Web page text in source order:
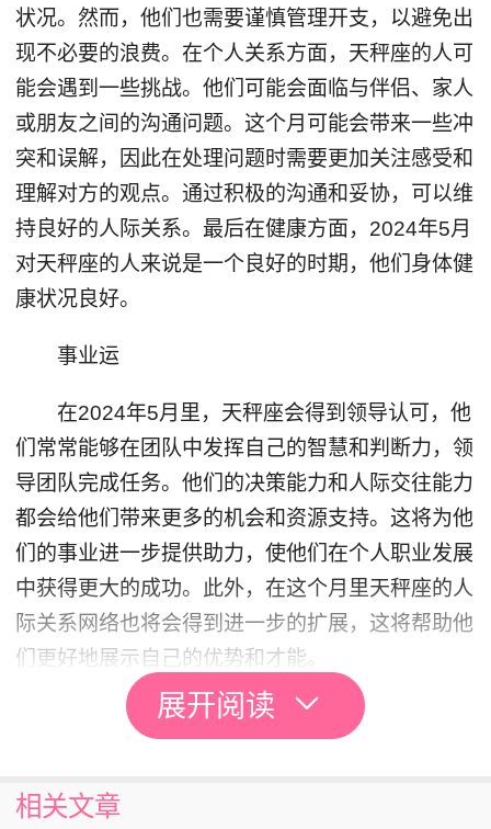
状况。然而，他们也需要谨慎管理开支，以避免出
现不必要的浪费。在个人关系方面，天秤座的人可
能会遇到一些挑战。他们可能会面临与伴侣、家人
或朋友之间的沟通问题。这个月可能会带来一些冲
突和误解，因此在处理问题时需要更加关注感受和
理解对方的观点。通过积极的沟通和妥协，可以维
持良好的人际关系。最后在健康方面，2024年5月
对天秤座的人来说是一个良好的时期，他们身体健
康状况良好。
事业运
在2024年5月里，天秤座会得到领导认可，他
们常常能够在团队中发挥自己的智慧和判断力，领
导团队完成任务。他们的决策能力和人际交往能力
都会给他们带来更多的机会和资源支持。这将为他
们的事业进一步提供助力，使他们在个人职业发展
中获得更大的成功。此外，在这个月里天秤座的人
际关系网络也将会得到进一步的扩展，这将帮助他
们更好地展示自己的优势和才能。
些新的人，并与其中某个人产生浓厚的吸引力。然
展开阅读
相关文章